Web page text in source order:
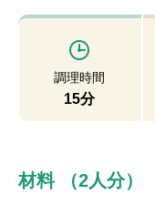
調理時間
15分
材料 （2人分）